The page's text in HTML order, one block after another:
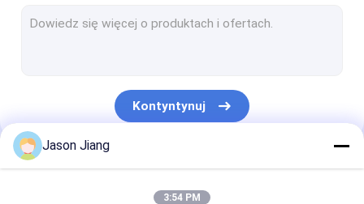
Skrzynka przyłączeniowa przeciwwybuchowa
Przełącznik przeciwwybuchowy
Wtyczka i gniazdo przeciwwybuchowe
Kontyntynuj
Nasze Kategorie
Jason Jiang
3:54 PM